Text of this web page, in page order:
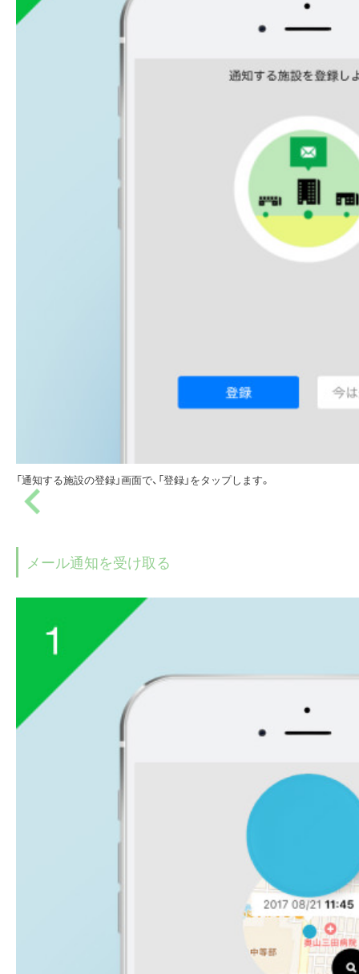
「通知する施設の登録」画面で、「登録」をタップします。
メール通知を受け取る